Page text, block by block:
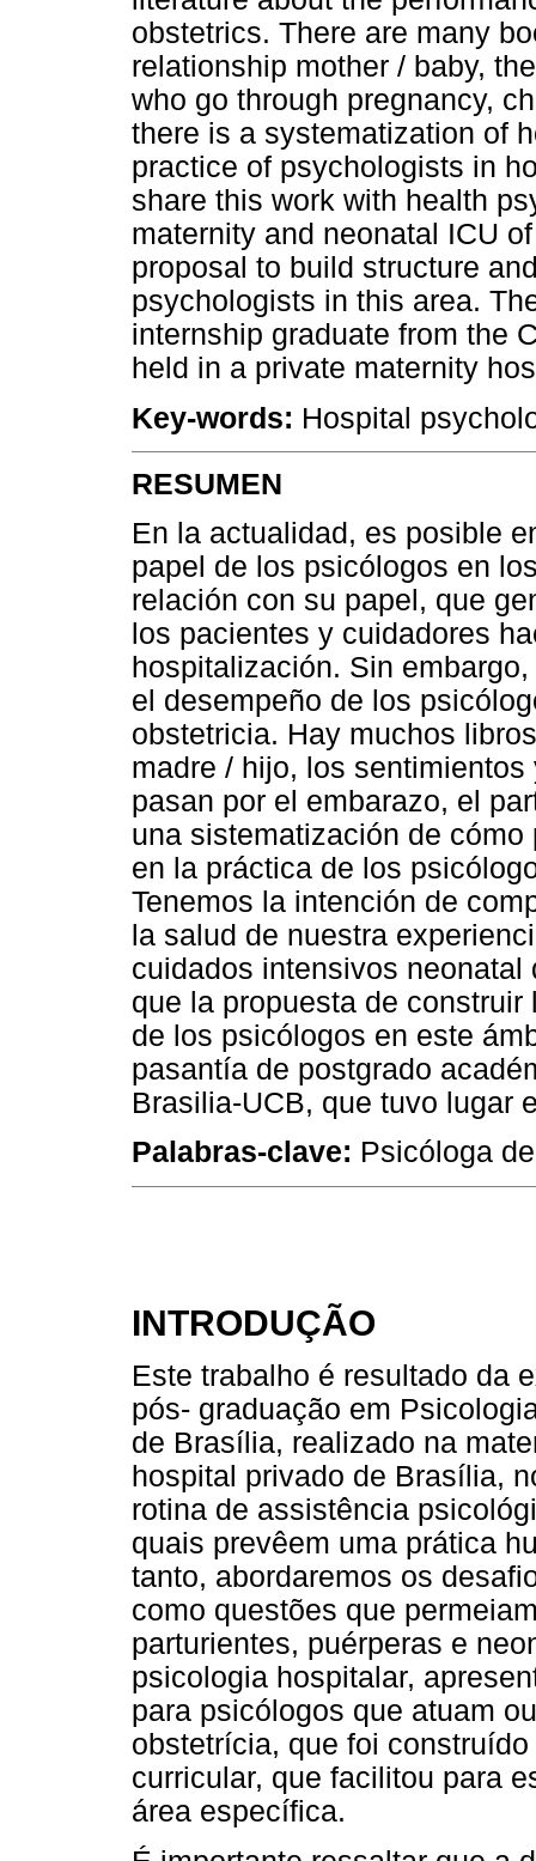
obstetrics. There are many
relationship mother / baby,
who go through pregnancy,
there is a systematization of
practice of psychologists in
share this work with health
maternity and neonatal ICU
proposal to build structure
psychologists in this area.
internship graduate from the
held in a private maternity
Key-words: Hospital
RESUMEN
En la actualidad, es posible
papel de los psicólogos en
relación con su papel, que
los pacientes y cuidadores
hospitalización. Sin
el desempeño de los
obstetricia. Hay muchos
madre / hijo, los
pasan por el embarazo, el
una sistematización de
en la práctica de los
Tenemos la intención de
la salud de nuestra
cuidados intensivos
que la propuesta de
de los psicólogos en este
pasantía de postgrado
Brasilia-UCB, que tuvo lugar
Palabras-clave: Psicóloga
INTRODUÇÃO
Este trabalho é resultado da
pós- graduação em
de Brasília, realizado na
hospital privado de Brasília,
rotina de assistência
quais prevêem uma prática
tanto, abordaremos os
como questões que
parturientes, puérperas e
psicologia hospitalar,
para psicólogos que atuam
obstetrícia, que foi
curricular, que facilitou para
área específica.